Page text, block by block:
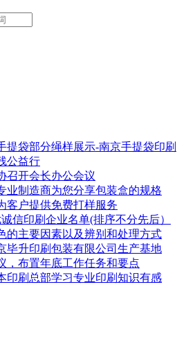
提袋部分绳样展示-南京手提袋印刷
公益行
召开会长办公会议
业制造商为您分享包装盒的规格
客户提供免费打样服务
信印刷企业名单(排序不分先后）
的主要因素以及辨别和处理方式
毕升印刷包装有限公司生产基地
，布置年底工作任务和要点
印刷总部学习专业印刷知识有感